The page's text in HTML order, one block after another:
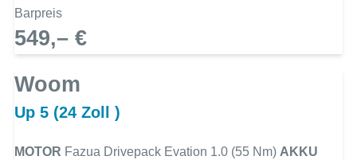
Barpreis
549,– €
Woom
Up 5 (24 Zoll )
MOTOR Fazua Drivepack Evation 1.0 (55 Nm) AKKU